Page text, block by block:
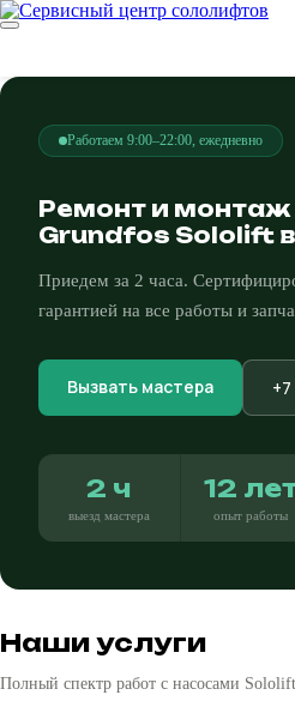
Работаем 9:00–22:00, ежедневно
Ремонт и монтаж
Grundfos Sololift
Приедем за 2 часа.
гарантией на все работы и
Вызвать мастера
2 ч
выезд мастера
12
опыт работы
Наши услуги
Полный спектр работ с насосами Sololift